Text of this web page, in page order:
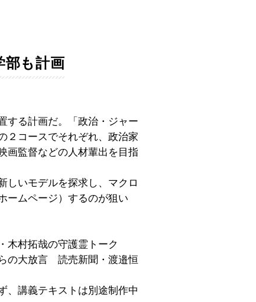
部も計画
する計画だ。「政治・ジャー
２コースでそれぞれ、政治家
画監督などの人材輩出を目指
しいモデルを探求し、マクロ
ームページ）するのが狙い
木村拓哉の守護霊トーク
の大放言 読売新聞・渡邉恒
、講義テキストは別途制作中